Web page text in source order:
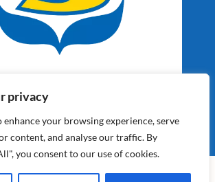
privacy
enhance your browsing experience, serve
content, and analyse our traffic. By
you consent to our use of cookies.
BV | Alle Rechten Voorbehouden |